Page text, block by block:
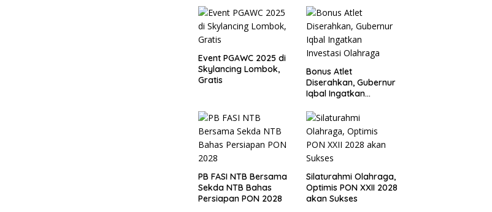
Event PGAWC 2025 di
Skylancing Lombok,
Gratis
Bonus Atlet
Diserahkan, Gubernur
Iqbal Ingatkan
PB FASI NTB Bersama
Sekda NTB Bahas
Persiapan PON 2028
Silaturahmi Olahraga,
Optimis PON XXII 2028
akan Sukses